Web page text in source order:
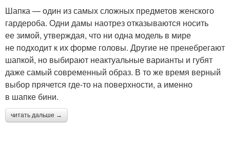
Шапка — один из самых сложных предметов женского
гардероба. Одни дамы наотрез отказываются носить
ее зимой, утверждая, что ни одна модель в мире
не подходит к их форме головы. Другие не пренебрегают
шапкой, но выбирают неактуальные варианты и губят
даже самый современный образ. В то же время верный
выбор прячется где-то на поверхности, а именно
в шапке бини.
читать дальше →